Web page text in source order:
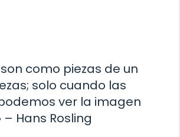
como piezas de un
solo cuando las
ver la imagen
Hans Rosling